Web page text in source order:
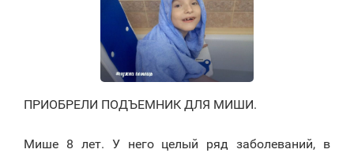
ПРИОБРЕЛИ ПОДЪЕМНИК ДЛЯ МИШИ.
Мише 8 лет. У него целый ряд заболеваний, в